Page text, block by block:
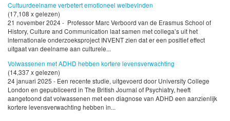
Cultuurdeelname verbetert emotioneel welbevinden
(17,108 x gelezen)
21 november 2024 - Professor Marc Verboord van de Erasmus School of
History, Culture and Communication laat samen met collega’s uit het
internationale onderzoeksproject INVENT zien dat er een positief effect
uitgaat van deelname aan culturele...
Volwassenen met ADHD hebben kortere levensverwachting
(14,337 x gelezen)
24 januari 2025 - Een recente studie, uitgevoerd door University College
London en gepubliceerd in The British Journal of Psychiatry, heeft
aangetoond dat volwassenen met een diagnose van ADHD een aanzienlijk
kortere levensverwachting hebben in...